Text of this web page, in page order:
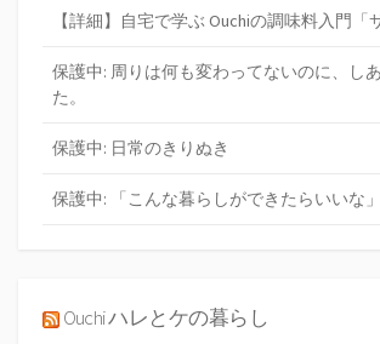
【詳細】自宅で学ぶ Ouchiの調味料入門「
保護中: 周りは何も変わってないのに、し
た。
保護中: 日常のきりぬき
保護中: 「こんな暮らしができたらいいな
Ouchi ハレとケの暮らし